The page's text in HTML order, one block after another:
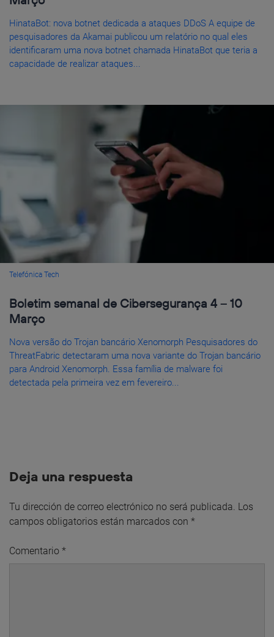
HinataBot: nova botnet dedicada a ataques DDoS A equipe de
pesquisadores da Akamai publicou um relatório no qual eles
identificaram uma nova botnet chamada HinataBot que teria a
capacidade de realizar ataques...
Telefónica Tech
Boletim semanal de Cibersegurança 4 – 10
Março
Nova versão do Trojan bancário Xenomorph Pesquisadores do
ThreatFabric detectaram uma nova variante do Trojan bancário
para Android Xenomorph. Essa família de malware foi
detectada pela primeira vez em fevereiro...
Deja una respuesta
Tu dirección de correo electrónico no será publicada. Los
campos obligatorios están marcados con *
Comentario *